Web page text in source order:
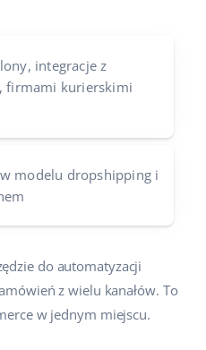
integracje z
firmami kurierskimi
modelu dropshipping i
do automatyzacji
z wielu kanałów. To
w jednym miejscu.